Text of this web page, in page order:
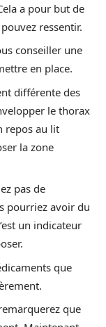
a pour but de
ressentir.
conseiller une
en place.
différente des
le thorax
repos au lit
la zone
pas de
pourriez avoir du
un indicateur
que
que